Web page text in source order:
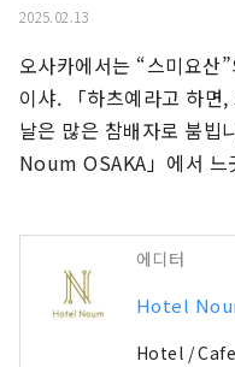
2025.02.13
오사카에서는 “스미요산
이샤. 「하츠예라고 하면
날은 많은 참배자로 붐
Noum OSAKA」에서 느
에디터
Hotel
Hotel /